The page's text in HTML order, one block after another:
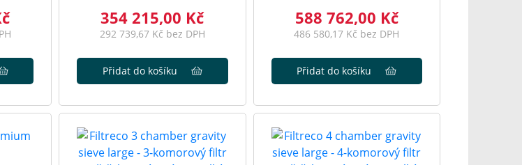
354 215,00 Kč
292 739,67 Kč bez DPH
Přidat do košíku
588 762,00 Kč
486 580,17 Kč bez DPH
Přidat do košíku